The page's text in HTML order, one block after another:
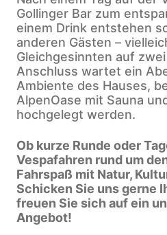
Gollinger Bar zum
einem Drink entstehen
anderen Gästen –
Gleichgesinnten auf
Anschluss wartet ein
Ambiente des Hauses,
AlpenOase mit Sauna
hochgelegt werden.
Ob kurze Runde oder
Vespafahren rund um
Fahrspaß mit Natur,
Schicken Sie uns gerne
freuen Sie sich auf ein
Angebot!